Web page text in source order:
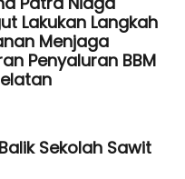
Lakukan Langkah
Menjaga
Penyaluran BBM
Sekolah Sawit